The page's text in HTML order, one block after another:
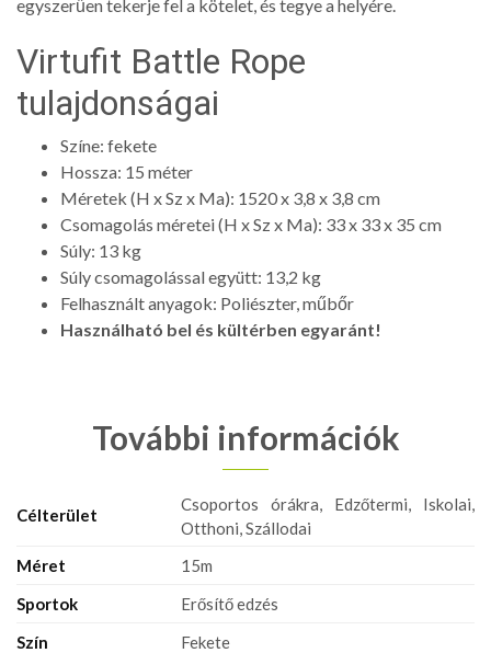
egyszerűen tekerje fel a kötelet, és tegye a helyére.
Virtufit Battle Rope
tulajdonságai
Színe: fekete
Hossza: 15 méter
Méretek (H x Sz x Ma): 1520 x 3,8 x 3,8 cm
Csomagolás méretei (H x Sz x Ma): 33 x 33 x 35 cm
Súly: 13 kg
Súly csomagolással együtt: 13,2 kg
Felhasznált anyagok: Poliészter, műbőr
Használható bel és kültérben egyaránt!
További információk
Célterület
Csoportos órákra, Edzőtermi, Iskolai,
Otthoni, Szállodai
Méret
15m
Sportok
Erősítő edzés
Szín
Fekete